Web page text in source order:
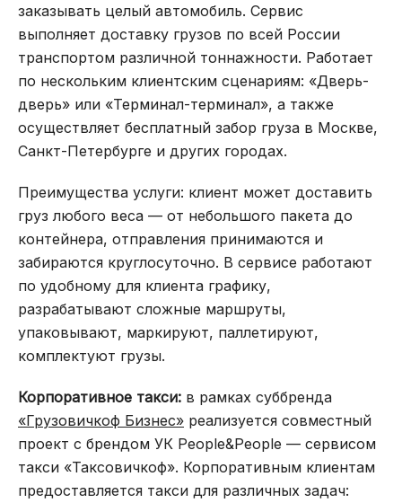
заказывать целый автомобиль. Сервис
выполняет доставку грузов по всей России
транспортом различной тоннажности. Работает
по нескольким клиентским сценариям: «Дверь-
дверь» или «Терминал-терминал», а также
осуществляет бесплатный забор груза в Москве,
Санкт-Петербурге и других городах.
Преимущества услуги: клиент может доставить
груз любого веса — от небольшого пакета до
контейнера, отправления принимаются и
забираются круглосуточно. В сервисе работают
по удобному для клиента графику,
разрабатывают сложные маршруты,
упаковывают, маркируют, паллетируют,
комплектуют грузы.
Корпоративное такси: в рамках суббренда
«Грузовичкоф Бизнес» реализуется совместный
проект с брендом УК People&People — сервисом
такси «Таксовичкоф». Корпоративным клиентам
предоставляется такси для различных задач: